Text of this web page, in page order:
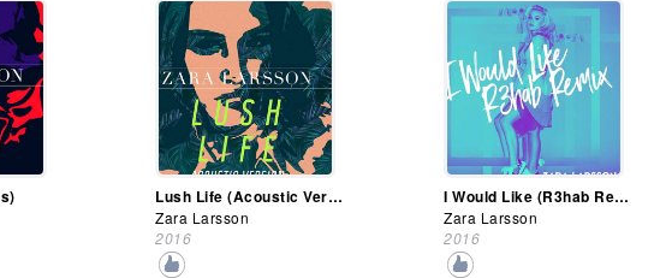
Lush Life (Acoustic Version)
Zara Larsson
2016
I Would Like (R3hab Remix)
Zara Larsson
2016